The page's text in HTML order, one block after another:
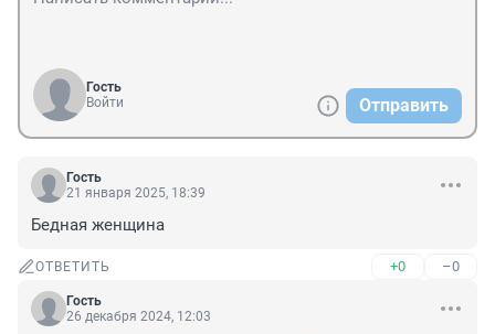
Гость
Войти
Отправить
Гость
21 января 2025, 18:39
Бедная женщина
ОТВЕТИТЬ +0 –0
Гость
26 декабря 2024, 12:03